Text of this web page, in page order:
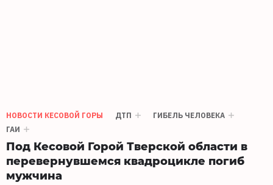
НОВОСТИ КЕСОВОЙ ГОРЫ ДТП
ГИБЕЛЬ ЧЕЛОВЕКА
ГАИ
Под Кесовой Горой Тверской области в
перевернувшемся квадроцикле погиб
мужчина